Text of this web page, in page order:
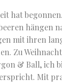
hat
hängen
mit ihren
Zu
& Ball, ich
Mit